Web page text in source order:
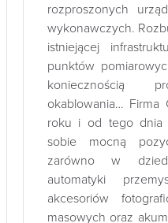
rozproszonych
wykonawczych.
istniejącej
punktów
koniecznością
okablowania… Firma
roku i od tego dnia
sobie mocną
zarówno w
automatyki
akcesoriów
masowych oraz